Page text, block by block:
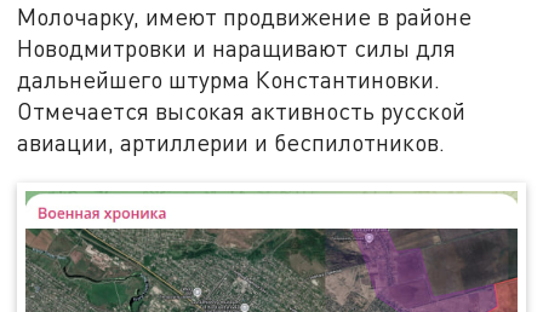
Молочарку, имеют продвижение в районе
Новодмитровки и наращивают силы для
дальнейшего штурма Константиновки.
Отмечается высокая активность русской
авиации, артиллерии и беспилотников.